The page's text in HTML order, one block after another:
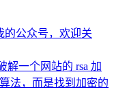
的公众号，欢迎关
解一个网站的 rsa 加
法，而是找到加密的